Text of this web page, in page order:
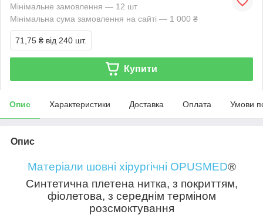
Мінімальне замовлення — 12 шт.
Мінімальна сума замовлення на сайті — 1 000 ₴
71,75 ₴ від 240 шт.
Купити
Опис Характеристики Доставка Оплата Умови
Опис
Матеріали шовні хірургічні OPUSMED®
Синтетична плетена нитка, з покриттям,
фіолетова, з середнім терміном
розсмоктування